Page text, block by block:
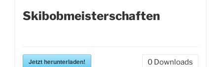
Skibobmeisterschaften
Jetzt herunterladen! 0 Downloads